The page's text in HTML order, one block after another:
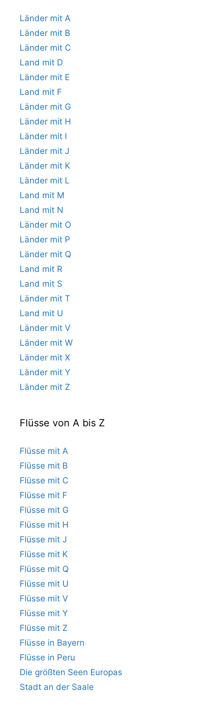
Länder mit A
Länder mit B
Länder mit C
Land mit D
Länder mit E
Land mit F
Länder mit G
Länder mit H
Länder mit I
Länder mit J
Länder mit K
Länder mit L
Land mit M
Land mit N
Länder mit O
Länder mit P
Länder mit Q
Land mit R
Land mit S
Länder mit T
Land mit U
Länder mit V
Länder mit W
Länder mit X
Länder mit Y
Länder mit Z
Flüsse von A bis Z
Flüsse mit A
Flüsse mit B
Flüsse mit C
Flüsse mit F
Flüsse mit G
Flüsse mit H
Flüsse mit J
Flüsse mit K
Flüsse mit Q
Flüsse mit U
Flüsse mit V
Flüsse mit Y
Flüsse mit Z
Flüsse in Bayern
Flüsse in Peru
Die größten Seen Europas
Stadt an der Saale